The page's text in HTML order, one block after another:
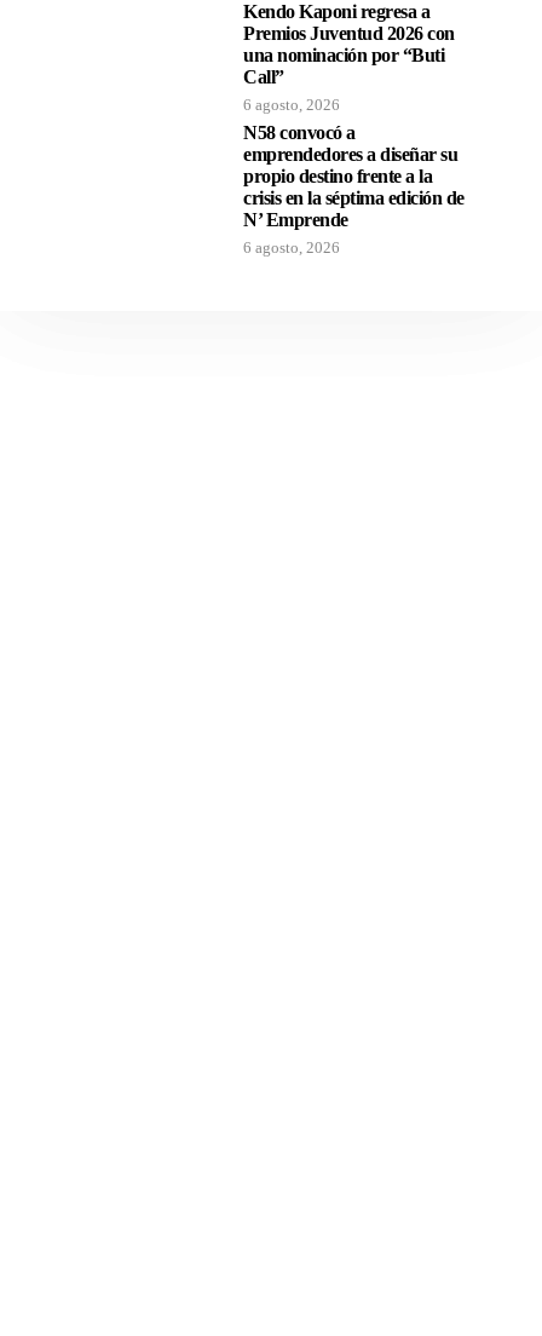
Kendo Kaponi regresa a
Premios Juventud 2026 con
una nominación por “Buti
Call”
6 agosto, 2026
N58 convocó a
emprendedores a diseñar su
propio destino frente a la
crisis en la séptima edición de
N’ Emprende
6 agosto, 2026